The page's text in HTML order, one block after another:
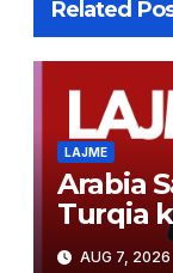
Related
LAJME
Arabia
Turqia
AUG 7, 2026